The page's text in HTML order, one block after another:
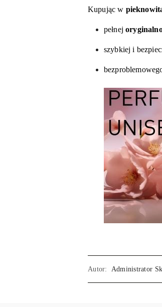
Kupując w
pełnej
szybkiej i
Autor: Administrator